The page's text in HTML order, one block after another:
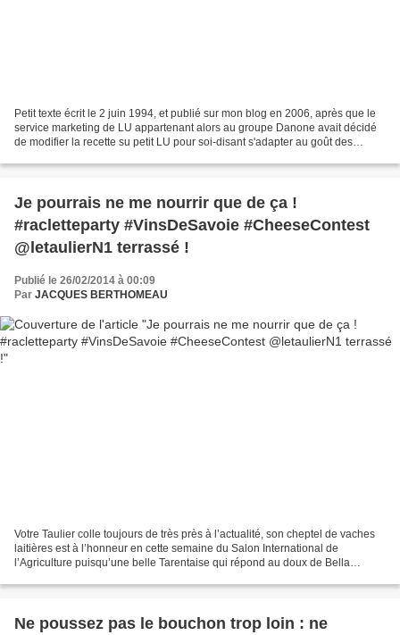
Petit texte écrit le 2 juin 1994, et publié sur mon blog en 2006, après que le
service marketing de LU appartenant alors au groupe Danone avait décidé
de modifier la recette su petit LU pour soi-disant s'adapter au goût des
Je pourrais ne me nourrir que de ça !
#racletteparty #VinsDeSavoie #CheeseContest
@letaulierN1 terrassé !
Publié le 26/02/2014 à 00:09
Par JACQUES BERTHOMEAU
Votre Taulier colle toujours de très près à l’actualité, son cheptel de vaches
laitières est à l’honneur en cette semaine du Salon International de
l’Agriculture puisqu’une belle Tarentaise qui répond au doux de Bella
Ne poussez pas le bouchon trop loin : ne